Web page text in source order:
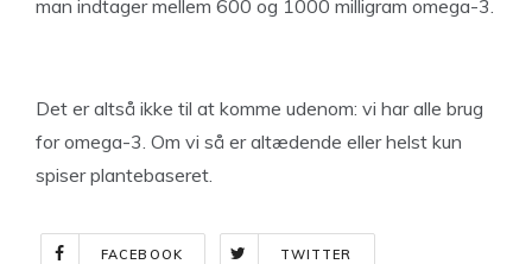
man indtager mellem 600 og 1000 milligram omega-3.
Det er altså ikke til at komme udenom: vi har alle brug
for omega-3. Om vi så er altædende eller helst kun
spiser plantebaseret.
FACEBOOK TWITTER